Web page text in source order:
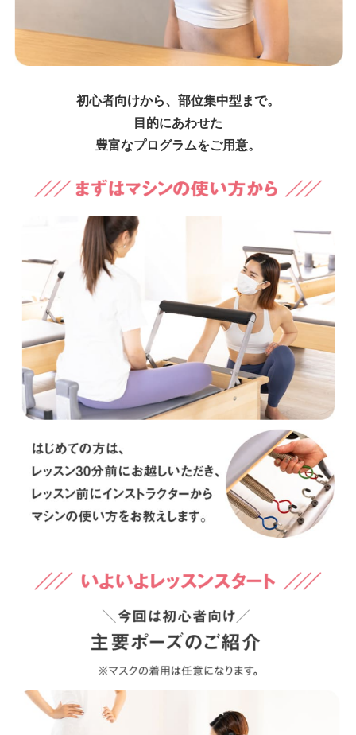
初心者向けから、部位集中型まで。
目的にあわせた
豊富なプログラムをご用意。